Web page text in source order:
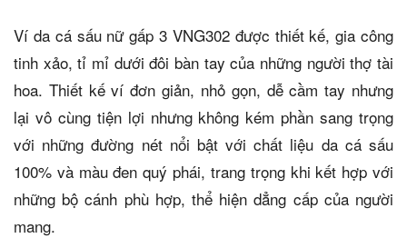
Ví da cá sấu nữ gấp 3 VNG302 được thiết kế, gia công
tinh xảo, tỉ mỉ dưới đôi bàn tay của những người thợ tài
hoa. Thiết kế ví đơn giản, nhỏ gọn, dễ cầm tay nhưng
lại vô cùng tiện lợi nhưng không kém phần sang trọng
với những đường nét nổi bật với chất liệu da cá sấu
100% và màu đen quý phái, trang trọng khi kết hợp với
những bộ cánh phù hợp, thể hiện dẳng cấp của người
mang.